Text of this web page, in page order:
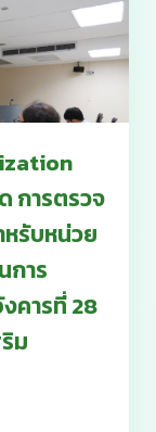
การตรวจ
หรับหน่วย
การ
คารที่ 28
ม